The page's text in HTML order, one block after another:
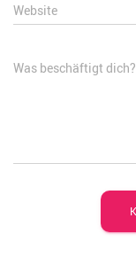
Website
Was beschäftigt dich?